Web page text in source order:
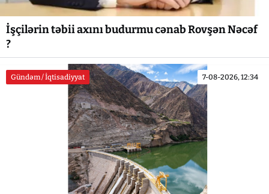
İşçilərin təbii axını budurmu cənab Rovşən Nəcəf
?
Gündəm / İqtisadiyyat 7-08-2026, 12:34